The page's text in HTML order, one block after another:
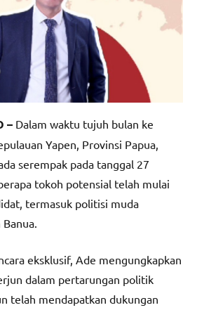
– Dalam waktu tujuh bulan ke
Yapen, Provinsi Papua,
serempak pada tanggal 27
tokoh potensial telah mulai
termasuk politisi muda
eksklusif, Ade mengungkapkan
dalam pertarungan politik
telah mendapatkan dukungan